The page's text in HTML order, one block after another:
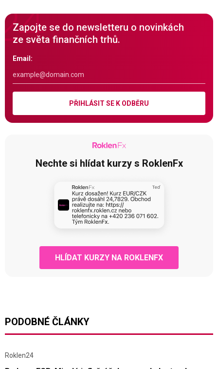
Zapojte se do newsletteru o novinkách
ze světa finančních trhů.
Email:
PŘIHLÁSIT SE K ODBĚRU
Nechte si hlídat kurzy s RoklenFx
HLÍDAT KURZY NA ROKLENFX
PODOBNÉ ČLÁNKY
Roklen24